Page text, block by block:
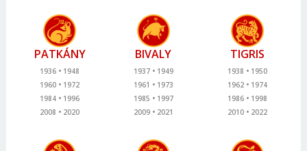
PATKÁNY
1936
1948
1960
1972
1984
1996
2008
2020
BIVALY
1937
1949
1961
1973
1985
1997
2009
2021
TIGRIS
1938
1950
1962
1974
1986
1998
2010
2022